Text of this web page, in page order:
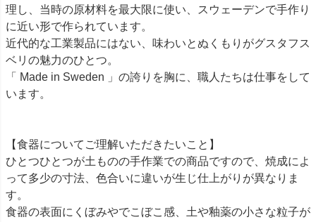
理し、当時の原材料を最大限に使い、スウェーデンで手作り
に近い形で作られています。
近代的な工業製品にはない、味わいとぬくもりがグスタフス
ベリの魅力のひとつ。
「 Made in Sweden 」の誇りを胸に、職人たちは仕事をして
います。
【食器についてご理解いただきたいこと】
ひとつひとつが土ものの手作業での商品ですので、焼成によ
って多少の寸法、色合いに違いが生じ仕上がりが異なりま
す。
食器の表面にくぼみやでこぼこ感、土や釉薬の小さな粒子が